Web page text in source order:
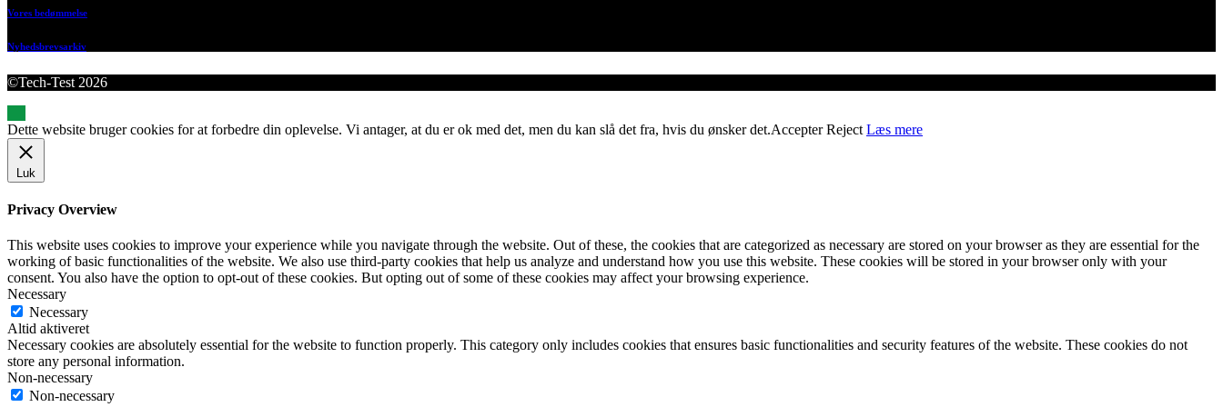
Vores bedømmelse
Nyhedsbrevsarkiv
©Tech-Test 2026
Dette website bruger cookies for at forbedre din oplevelse. Vi antager, at du er ok med det, men du kan slå det fra, hvis du ønsker det.Accepter Reject Læs mere
Luk
Privacy Overview
This website uses cookies to improve your experience while you navigate through the website. Out of these, the cookies that are categorized as necessary are stored on your browser as they are essential for the
working of basic functionalities of the website. We also use third-party cookies that help us analyze and understand how you use this website. These cookies will be stored in your browser only with your
consent. You also have the option to opt-out of these cookies. But opting out of some of these cookies may affect your browsing experience.
Necessary
Necessary
Altid aktiveret
Necessary cookies are absolutely essential for the website to function properly. This category only includes cookies that ensures basic functionalities and security features of the website. These cookies do not
store any personal information.
Non-necessary
Non-necessary